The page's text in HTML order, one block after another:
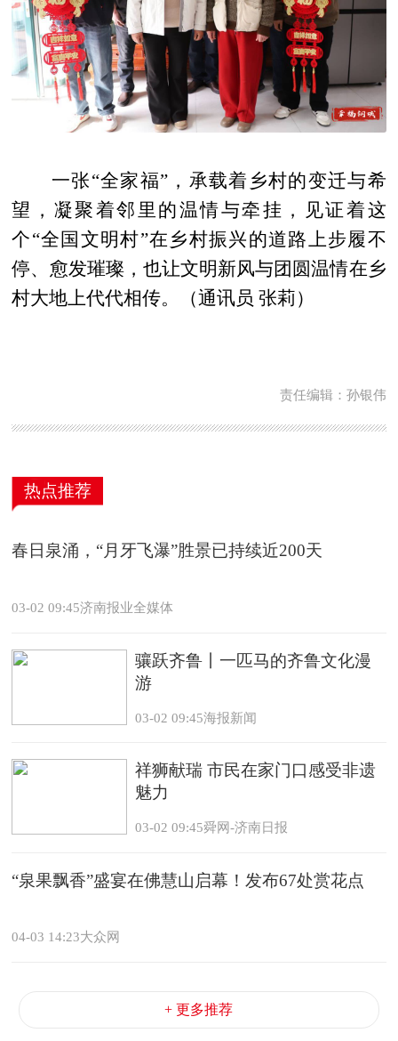
一张“全家福”，承载着乡村的变迁与希
望，凝聚着邻里的温情与牵挂，见证着这
个“全国文明村”在乡村振兴的道路上步履不
停、愈发璀璨，也让文明新风与团圆温情在乡
村大地上代代相传。（通讯员 张莉）
责任编辑：孙银伟
热点推荐
春日泉涌，“月牙飞瀑”胜景已持续近200天
03-02 09:45济南报业全媒体
骧跃齐鲁丨一匹马的齐鲁文化漫
游
03-02 09:45海报新闻
祥狮献瑞 市民在家门口感受非遗
魅力
03-02 09:45舜网-济南日报
“泉果飘香”盛宴在佛慧山启幕！发布67处赏花点
04-03 14:23大众网
+ 更多推荐